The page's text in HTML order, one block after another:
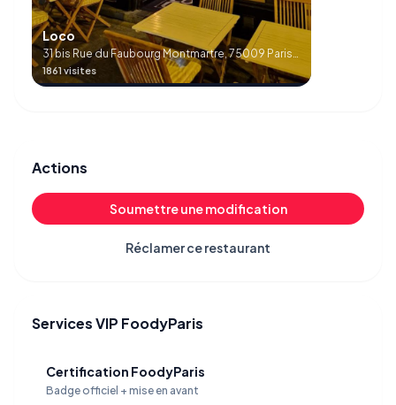
Loco
31 bis Rue du Faubourg Montmartre, 75009 Paris,
France
1861 visites
Actions
Soumettre une modification
Réclamer ce restaurant
Services VIP FoodyParis
Certification FoodyParis
Badge officiel + mise en avant